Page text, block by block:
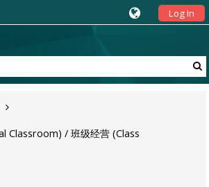
Log In
Classroom) / 班级经营 (Class